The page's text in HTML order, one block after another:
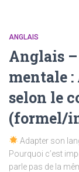
ANGLAIS
Anglais –
mentale :
selon le
(formel/
Adapter son
Pourquoi c’est
parle pas de la